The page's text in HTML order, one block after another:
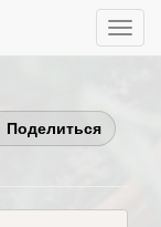
Toggle
Поделиться